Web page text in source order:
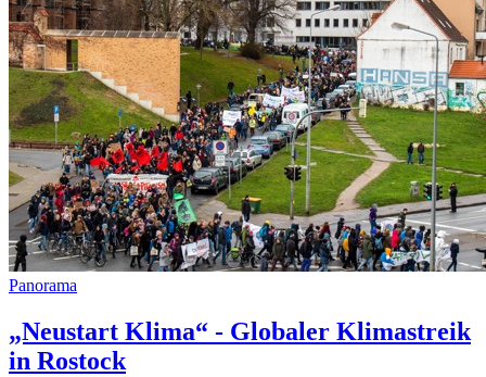
Panorama
„Neustart Klima“ - Globaler Klimastreik
in Rostock